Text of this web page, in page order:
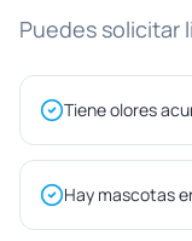
Puedes solicitar
Tiene olores
Hay mascotas